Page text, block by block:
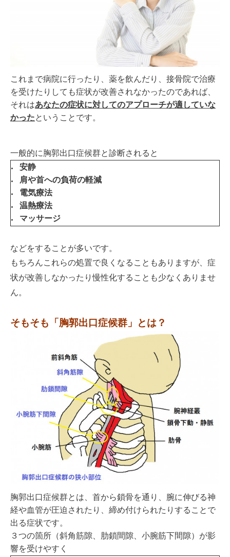
これまで病院に行ったり、薬を飲んだり、接骨院で治療
を受けたりしても症状が改善されなかったのであれば、
それはあなたの症状に対してのアプローチが適していな
かったということです。
一般的に胸郭出口症候群と診断されると
安静
肩や首への負荷の軽減
電気療法
温熱療法
マッサージ
などをすることが多いです。
もちろんこれらの処置で良くなることもありますが、症
状が改善しなかったり慢性化すること も少なくありませ
ん。
そもそも「胸郭出口症候群」とは？
胸郭出口症候群とは、首から鎖骨を通り、腕に伸びる神
経や血管が圧迫されたり、締め付けられたりすることで
出る症状です。
３つの箇所（斜角筋隙、肋鎖間隙、小腕筋下間隙）が影
響を受けやすく